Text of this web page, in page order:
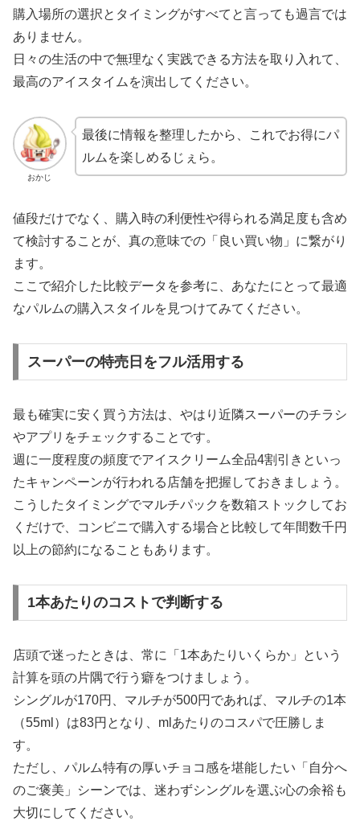
購入場所の選択とタイミングがすべてと言っても過言では
ありません。
日々の生活の中で無理なく実践できる方法を取り入れて、
最高のアイスタイムを演出してください。
おかじ
最後に情報を整理したから、これでお得にパ
ルムを楽しめるじぇら。
値段だけでなく、購入時の利便性や得られる満足度も含め
て検討することが、真の意味での「良い買い物」に繋がり
ます。
ここで紹介した比較データを参考に、あなたにとって最適
なパルムの購入スタイルを見つけてみてください。
スーパーの特売日をフル活用する
最も確実に安く買う方法は、やはり近隣スーパーのチラシ
やアプリをチェックすることです。
週に一度程度の頻度でアイスクリーム全品4割引きといっ
たキャンペーンが行われる店舗を把握しておきましょう。
こうしたタイミングでマルチパックを数箱ストックしてお
くだけで、コンビニで購入する場合と比較して年間数千円
以上の節約になることもあります。
1本あたりのコストで判断する
店頭で迷ったときは、常に「1本あたりいくらか」という
計算を頭の片隅で行う癖をつけましょう。
シングルが170円、マルチが500円であれば、マルチの1本
（55ml）は83円となり、mlあたりのコスパで圧勝しま
す。
ただし、パルム特有の厚いチョコ感を堪能したい「自分へ
のご褒美」シーンでは、迷わずシングルを選ぶ心の余裕も
大切にしてください。